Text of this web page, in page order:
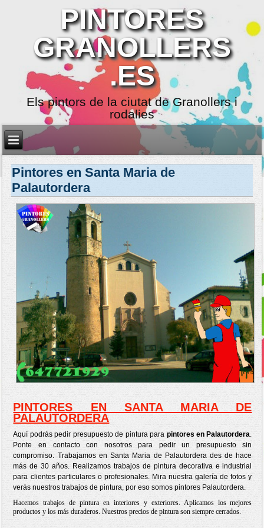
PINTORES
GRANOLLERS
.ES
Els pintors de la ciutat de Granollers i
rodalies
Pintores en Santa Maria de
Palautordera
PINTORES EN SANTA MARIA DE
PALAUTORDERA
Aquí podrás pedir presupuesto de pintura para pintores en Palautordera.
Ponte en contacto con nosotros para pedir un presupuesto sin
compromiso. Trabajamos en Santa Maria de Palautordera des de hace
más de 30 años. Realizamos trabajos de pintura decorativa e industrial
para clientes particulares o profesionales. Mira nuestra galería de fotos y
verás nuestros trabajos de pintura, por eso somos pintores Palautordera.
Hacemos trabajos de pintura en interiores y exteriores. Aplicamos los mejores
productos y los más duraderos. Nuestros precios de pintura son siempre cerrados.